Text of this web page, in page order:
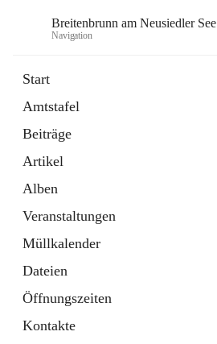
Breitenbrunn am Neusiedler See
Navigation
Start
Amtstafel
Beiträge
Artikel
Alben
Veranstaltungen
Müllkalender
Dateien
Öffnungszeiten
Kontakte
18 Schnellzugriffe
Gemeindeservice